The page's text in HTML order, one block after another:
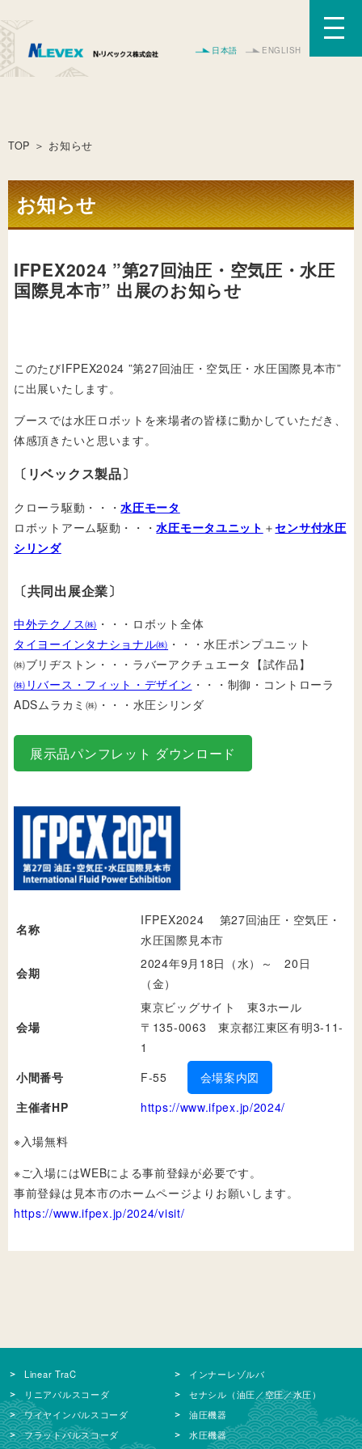
日本語 ENGLISH
TOP ＞ お知らせ
お知らせ
IFPEX2024 ”第27回油圧・空気圧・水圧
国際見本市” 出展のお知らせ
このたびIFPEX2024 ”第27回油圧・空気圧・水圧国際見本市”
に出展いたします。
ブースでは水圧ロボットを来場者の皆様に動かしていただき、
体感頂きたいと思います。
〔リベックス製品〕
クローラ駆動・・・水圧モータ
ロボットアーム駆動・・・水圧モータユニット ＋センサ付水圧
シリンダ
〔共同出展企業〕
中外テクノス㈱ ・・・ロボット全体
タイヨーインタナショナル㈱ ・・・水圧ポンプユニット
㈱ブリヂストン・・・ラバーアクチュエータ【試作品】
㈱リバース・フィット・デザイン ・・・制御・コントローラ
ADSムラカミ㈱・・・水圧シリンダ
展示品パンフレット ダウンロード
名称
IFPEX2024 第27回油圧・空気圧・
水圧国際見本市
会期
2024年9月18日（水）～ 20日
（金）
会場
東京ビッグサイト 東3ホール
〒135-0063 東京都江東区有明3-11-
1
小間番号
F-55
会場案内図
主催者HP
https://www.ifpex.jp/2024/
※入場無料
※ご入場にはWEBによる事前登録が必要です。
事前登録は見本市のホームページよりお願いします。
https://www.ifpex.jp/2024/visit/
Linear TraC
リニアパルスコーダ
ワイヤインパルスコーダ
フラットパルスコーダ
インナーレゾルバ
セナシル（油圧／空圧／水圧）
油圧機器
水圧機器